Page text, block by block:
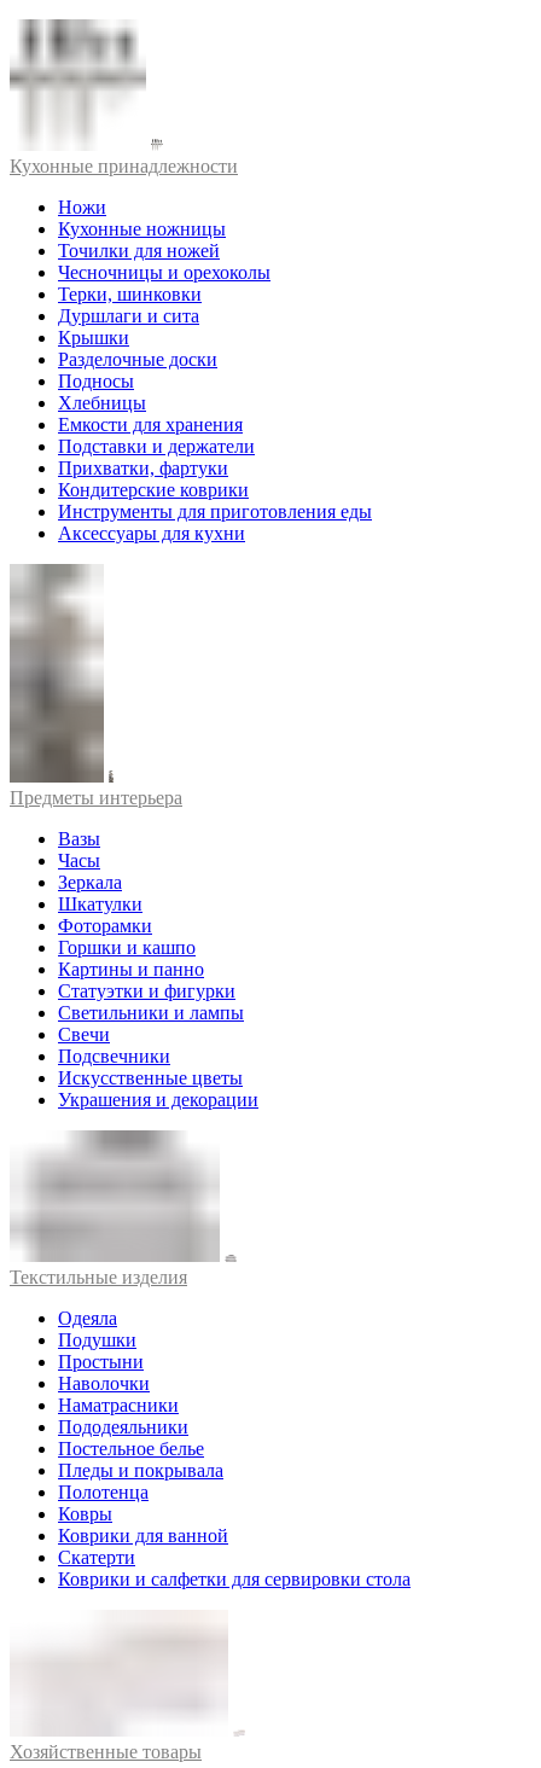
Кухонные принадлежности
Ножи
Кухонные ножницы
Точилки для ножей
Чесночницы и орехоколы
Терки, шинковки
Дуршлаги и сита
Крышки
Разделочные доски
Подносы
Хлебницы
Емкости для хранения
Подставки и держатели
Прихватки, фартуки
Кондитерские коврики
Инструменты для приготовления еды
Аксессуары для кухни
Предметы интерьера
Вазы
Часы
Зеркала
Шкатулки
Фоторамки
Горшки и кашпо
Картины и панно
Статуэтки и фигурки
Светильники и лампы
Свечи
Подсвечники
Искусственные цветы
Украшения и декорации
Текстильные изделия
Одеяла
Подушки
Простыни
Наволочки
Наматрасники
Пододеяльники
Постельное белье
Пледы и покрывала
Полотенца
Ковры
Коврики для ванной
Скатерти
Коврики и салфетки для сервировки стола
Хозяйственные товары